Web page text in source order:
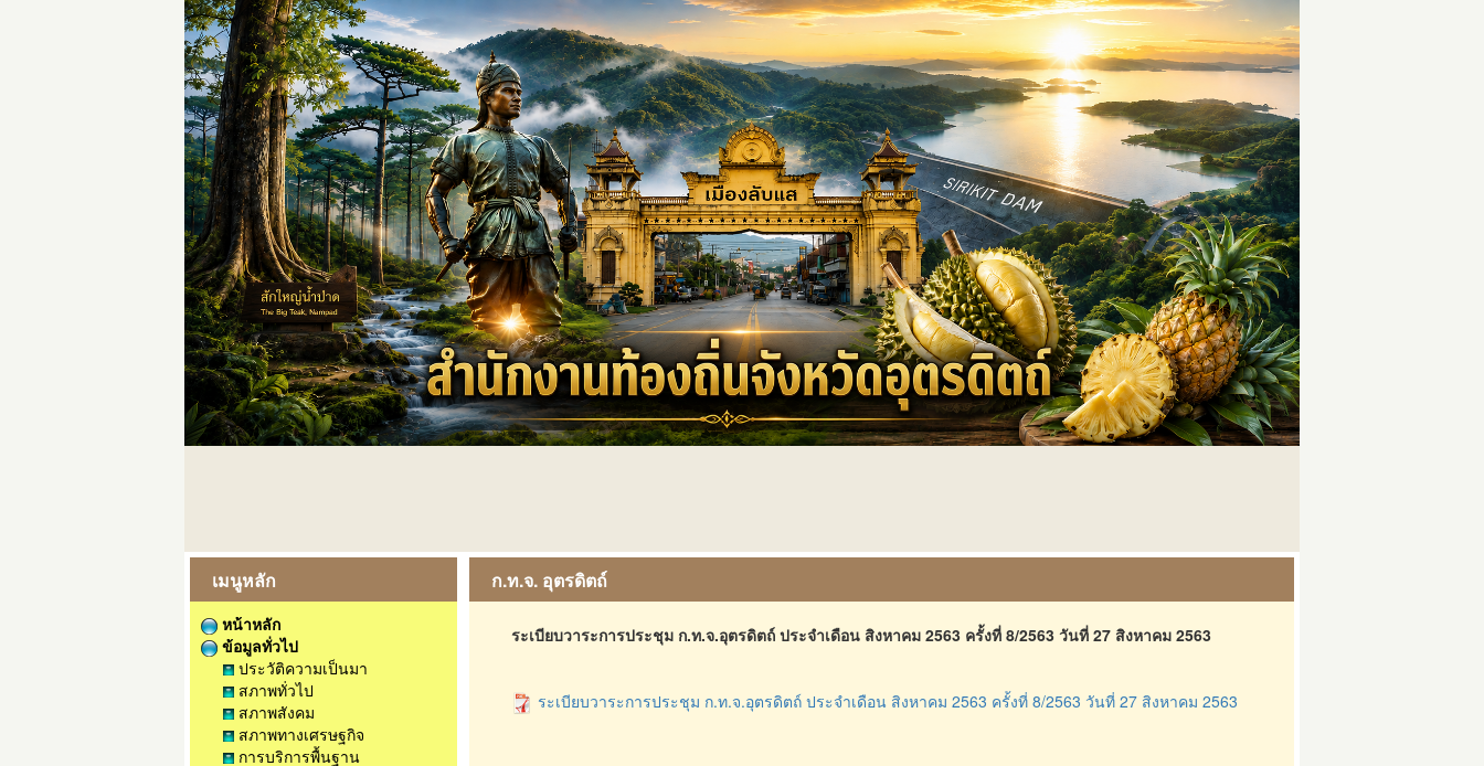
เมนูหลัก
หน้าหลัก
ข้อมูลทั่วไป
ประวัติความเป็นมา
สภาพทั่วไป
สภาพสังคม
สภาพทางเศรษฐกิจ
การบริการพื้นฐาน
ก.ท.จ. อุตรดิตถ์
ระเบียบวาระการประชุม ก.ท.จ.อุตรดิตถ์ ประจำเดือน สิงหาคม 2563 ครั้งที่ 8/2563 วันที่ 27 สิงหาคม 2563
ระเบียบวาระการประชุม ก.ท.จ.อุตรดิตถ์ ประจำเดือน สิงหาคม 2563 ครั้งที่ 8/2563 วันที่ 27 สิงหาคม 2563